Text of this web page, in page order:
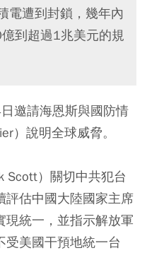
電遭到封鎖，幾年內
到超過1兆美元的規
邀請海恩斯與國防情
）說明全球威脅。
Scott）關切中共犯台
評估中國大陸國家主席
現統一，並指示解放軍
受美國干預地統一台